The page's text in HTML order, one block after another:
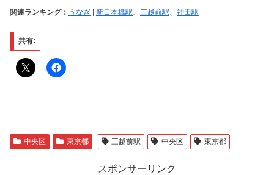
関連ランキング： うなぎ | 新日本橋駅 三越前駅 神田駅
共有:
中央区 東京都 三越前駅 中央区 東京都
スポンサーリンク